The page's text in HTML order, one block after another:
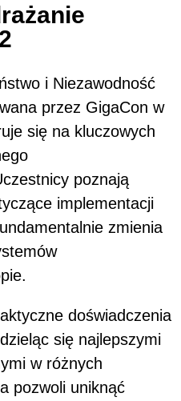
i Niezawodność
przez GigaCon w
się na kluczowych
poznają
implementacji
zmienia
doświadczenia
się najlepszymi
w różnych
pozwoli uniknąć